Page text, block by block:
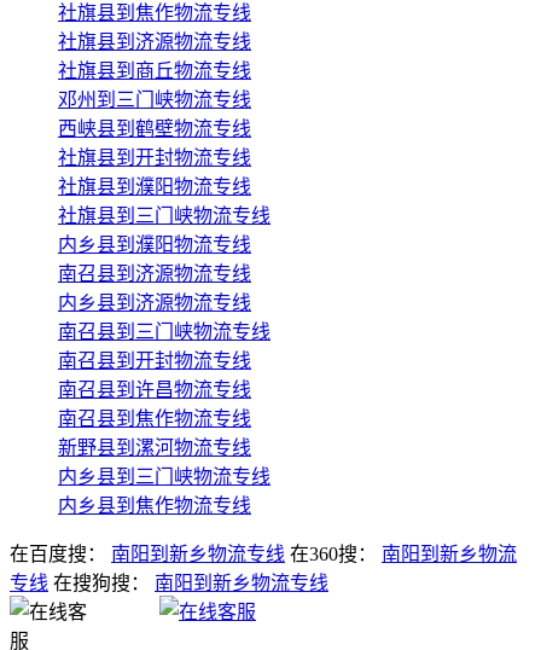
社旗县到焦作物流专线
社旗县到济源物流专线
社旗县到商丘物流专线
邓州到三门峡物流专线
西峡县到鹤壁物流专线
社旗县到开封物流专线
社旗县到濮阳物流专线
社旗县到三门峡物流专线
内乡县到濮阳物流专线
南召县到济源物流专线
内乡县到济源物流专线
南召县到三门峡物流专线
南召县到开封物流专线
南召县到许昌物流专线
南召县到焦作物流专线
新野县到漯河物流专线
内乡县到三门峡物流专线
内乡县到焦作物流专线
在百度搜： 南阳到新乡物流专线 在360搜：
南阳到新乡物流
专线 在搜狗搜： 南阳到新乡物流专线